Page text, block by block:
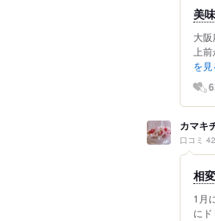
美
大
上
を見
カマキ
口コミ
相
1月
に